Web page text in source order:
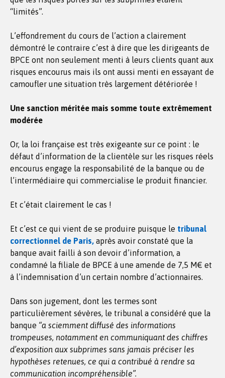
“limités”.
L’effondrement du cours de l’action a clairement
démontré le contraire c’est à dire que les dirigeants de
BPCE ont non seulement menti à leurs clients quant aux
risques encourus mais ils ont aussi menti en essayant de
camoufler une situation très largement détériorée !
Une sanction méritée mais somme toute extrêmement
modérée
Or, la loi française est très exigeante sur ce point : le
défaut d’information de la clientèle sur les risques réels
encourus engage la responsabilité de la banque ou de
l’intermédiaire qui commercialise le produit financier.
Et c’était clairement le cas !
Et c’est ce qui vient de se produire puisque le tribunal
correctionnel de Paris, après avoir constaté que la
banque avait failli à son devoir d’information, a
condamné la filiale de BPCE à une amende de 7,5 M€ et
à l’indemnisation d’un certain nombre d’actionnaires.
Dans son jugement, dont les termes sont
particulièrement sévères, le tribunal a considéré que la
banque “a sciemment diffusé des informations
trompeuses, notamment en communiquant des chiffres
d’exposition aux subprimes sans jamais préciser les
hypothèses retenues, ce qui a contribué à rendre sa
communication incompréhensible”.